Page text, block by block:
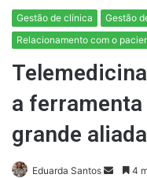
Gestão de clínica
Gestão
Relacionamento com o
a
grande
Eduarda Santos 4